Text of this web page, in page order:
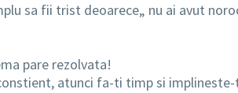
sa fii trist deoarece„ nu ai avut
pare rezolvata!
atunci fa-ti timp si